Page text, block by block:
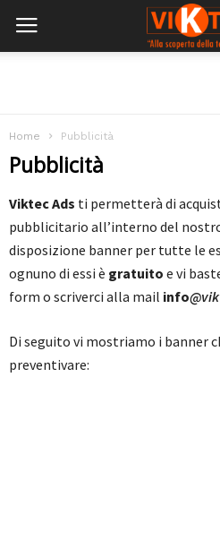
Home Pubblicità
Pubblicità
Viktec Ads ti permetterà di
pubblicitario all’interno del
disposizione banner per tutte le
ognuno di essi è gratuito e vi
form o scriverci alla mail info
Di seguito vi mostriamo i banner
preventivare: